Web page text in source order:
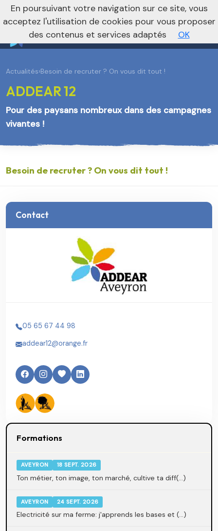
Vers le site national
Actualités›Besoin de recruter ? On vous dit tout !
ADDEAR 12
Pour des paysans nombreux dans des campagnes
vivantes !
Besoin de recruter ? On vous dit tout !
Contact
05 65 67 44 98
addear12@orange.fr
Formations
AVEYRON 18 SEPT. 2026
Ton métier, ton image, ton marché, cultive ta diff(...)
AVEYRON 24 SEPT. 2026
Electricité sur ma ferme: j'apprends les bases et (...)
En poursuivant votre navigation sur ce site, vous
acceptez l'utilisation de cookies pour vous proposer
des contenus et services adaptés
OK